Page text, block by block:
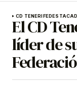
CD TENERIFE
El CD
líder de